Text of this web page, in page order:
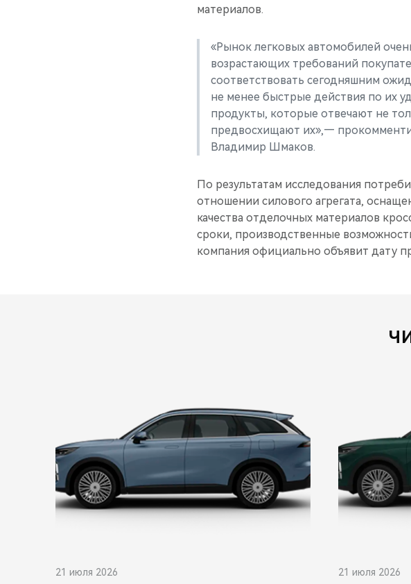
материалов.
«Рынок легковых автомобилей
возрастающих требований
соответствовать сегодняшним
не менее быстрые действия по их
продукты, которые отвечают не
предвосхищают их»,—
Владимир Шмаков.
По результатам исследования
отношении силового агрегата,
качества отделочных материалов
cроки, производственные
компания официально объявит дату
21 июля 2026 21 июля 2026